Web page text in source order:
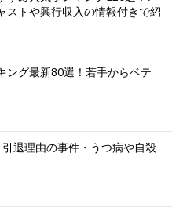
ストや興行収入の情報付きで紹
ング最新80選！若手からベテ
退理由の事件・うつ病や自殺